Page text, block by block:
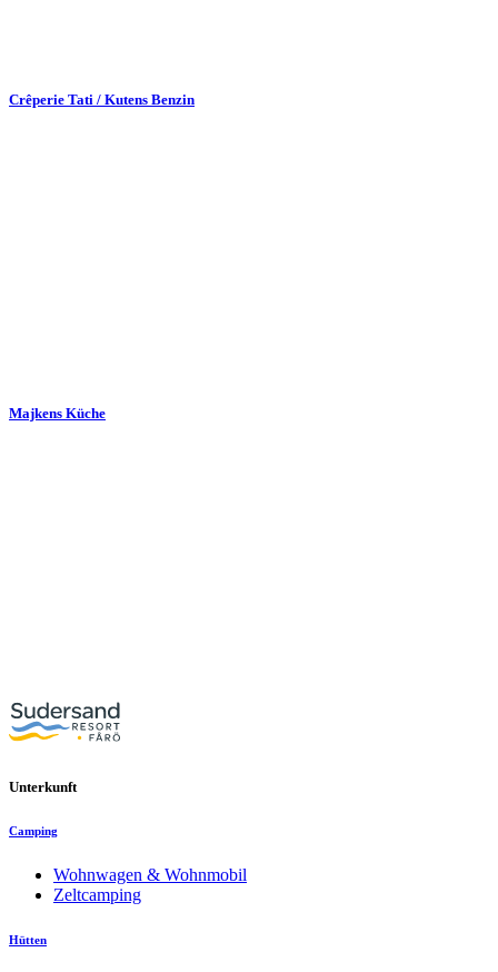
Crêperie Tati / Kutens Benzin
Majkens Küche
Unterkunft
Camping
Wohnwagen & Wohnmobil
Zeltcamping
Hütten